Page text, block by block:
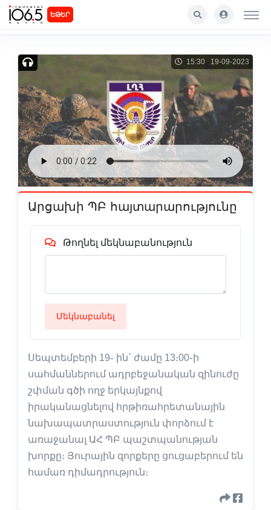
ԵԹԵՐ
15:30 19-09-2023
Արցախի ՊԲ հայտարարությունը
Թողնել մեկնաբանություն
Մեկնաբանել
Սեպտեմբերի 19֊ ին` ժամը 13։00֊ի
սահմաններում ադրբեջանական զինուժը
շփման գծի ողջ երկայնքով
իրականացնելով հրթիռահրետանային
նախապատրաստություն փորձում է
առաջանալ ԱՀ ՊԲ պաշտպանության
խորքը։ Յուրային զորքերը ցուցաբերում են
համառ դիմադրություն։